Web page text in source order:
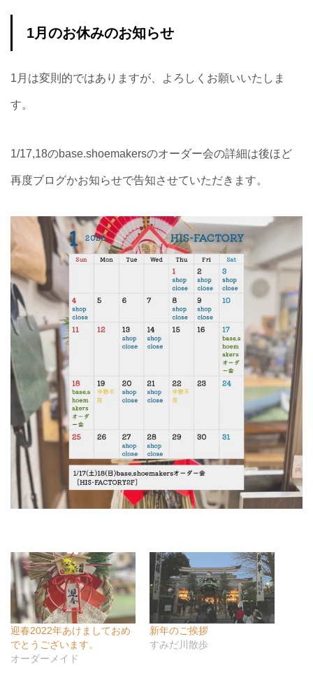
1月のお休みのお知らせ
1月は変則的ではありますが、よろしくお願いいたしま
す。
1/17,18のbase.shoemakersのオーダー会の詳細は後ほど
再度ブログかお知らせで告知させていただきます。
迎春2022年あけましておめ
でとうございます。
オーダーメイド
新年のご挨拶
すみだ川散歩